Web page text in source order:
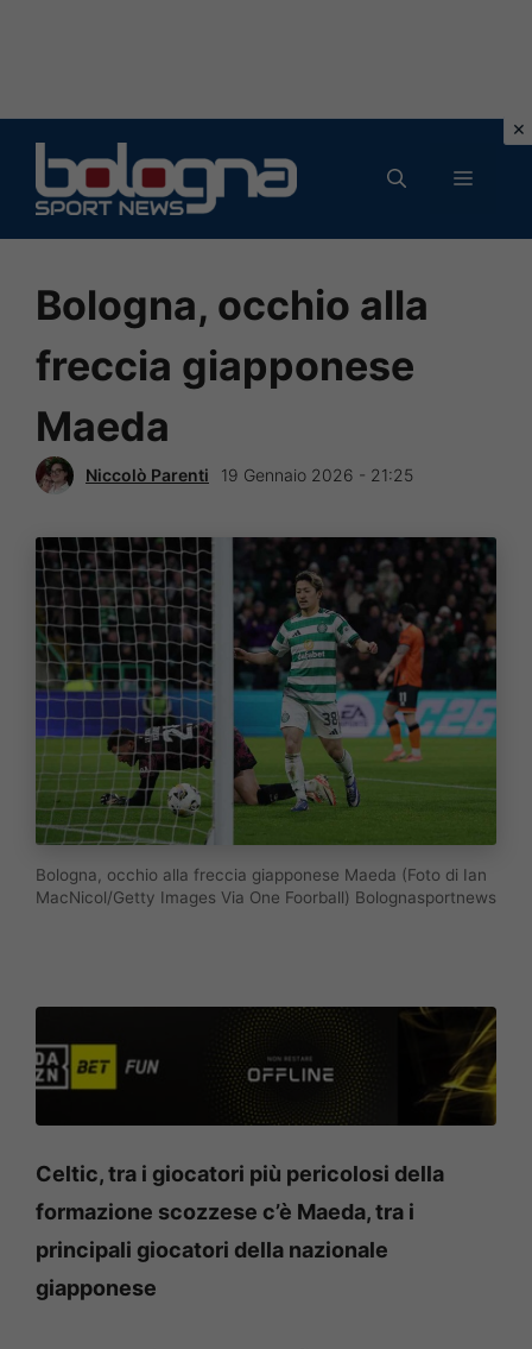
contenuto
MENU
Bologna, occhio alla
freccia giapponese
Maeda
Niccolò Parenti 19 Gennaio 2026 - 21:25
Bologna, occhio alla freccia giapponese Maeda (Foto di Ian
MacNicol/Getty Images Via One Foorball) Bolognasportnews
Celtic, tra i giocatori più pericolosi della
formazione scozzese c’è Maeda, tra i
principali giocatori della nazionale
giapponese